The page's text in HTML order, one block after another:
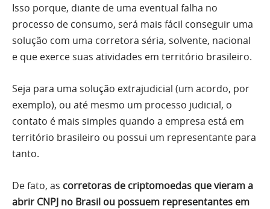
Isso porque, diante de uma eventual falha no
processo de consumo, será mais fácil conseguir uma
solução com uma corretora séria, solvente, nacional
e que exerce suas atividades em território brasileiro.
Seja para uma solução extrajudicial (um acordo, por
exemplo), ou até mesmo um processo judicial, o
contato é mais simples quando a empresa está em
território brasileiro ou possui um representante para
tanto.
De fato, as corretoras de criptomoedas que vieram a
abrir CNPJ no Brasil ou possuem representantes em